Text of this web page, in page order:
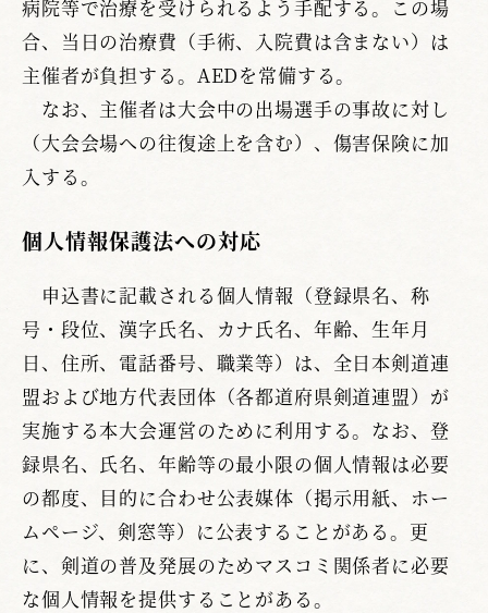
病院等で治療を受けられるよう手配する。この場
合、当日の治療費（手術、入院費は含まない）は
主催者が負担する。AEDを常備する。
なお、主催者は大会中の出場選手の事故に対し
（大会会場への往復途上を含む）、傷害保険に加
入する。
個人情報保護法への対応
申込書に記載される個人情報（登録県名、称
号・段位、漢字氏名、カナ氏名、年齢、生年月
日、住所、電話番号、職業等）は、全日本剣道連
盟および地方代表団体（各都道府県剣道連盟）が
実施する本大会運営のために利用する。なお、登
録県名、氏名、年齢等の最小限の個人情報は必要
の都度、目的に合わせ公表媒体（掲示用紙、ホー
ムページ、剣窓等）に公表することがある。更
に、剣道の普及発展のためマスコミ関係者に必要
な個人情報を提供することがある。